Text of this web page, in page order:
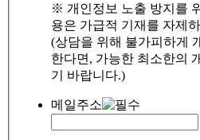
※ 개인정보 노출 방지를
용은 가급적 기재를 자제
(상담을 위해 불가피하게
한다면, 가능한 최소한의
기 바랍니다.)
메일주소